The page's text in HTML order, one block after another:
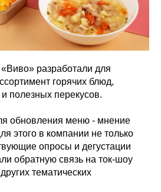
разработали для
горячих блюд,
полезных перекусов.
обновления меню - мнение
этого в компании не только
опросы и дегустации
обратную связь на ток-шоу
тематических